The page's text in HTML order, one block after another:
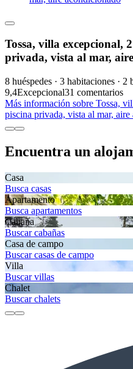
Tossa, villa excepcional,
privada, vista al mar,
8 huéspedes · 3 habitaciones · 2
9,4Excepcional31 comentarios
Más información sobre Tossa,
piscina privada, vista al mar,
Encuentra un
Casa
Busca casas
Apartamento
Busca apartamentos
Cabaña
Buscar cabañas
Casa de campo
Buscar casas de campo
Villa
Buscar villas
Chalet
Buscar chalets